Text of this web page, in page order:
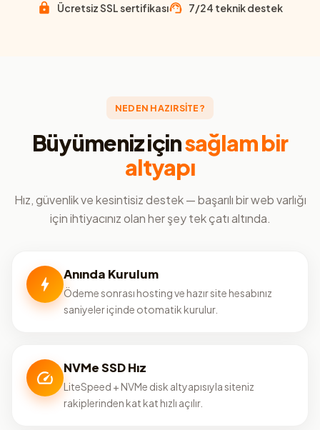
Ücretsiz SSL sertifikası 7/24 teknik destek
NEDEN HAZIRSİTE?
Büyümeniz içinsağlam bir
altyapı
Hız, güvenlik ve kesintisiz destek — başarılı bir web varlığı
için ihtiyacınız olan her şey tek çatı altında.
Anında Kurulum
Ödeme sonrası hosting ve hazır site hesabınız
saniyeler içinde otomatik kurulur.
NVMe SSD Hız
LiteSpeed + NVMe disk altyapısıyla siteniz
rakiplerinden kat kat hızlı açılır.